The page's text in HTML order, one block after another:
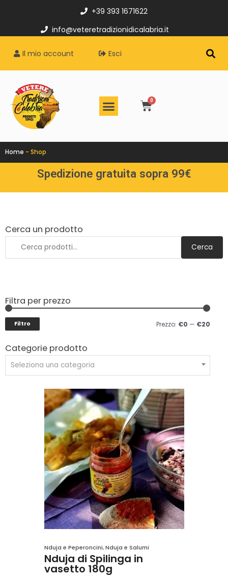
+39 393 1671622
info@veteretradizionidicalabria.it
Il mio account Esci
Home - Shop
Spedizione gratuita sopra 99€
Cerca un prodotto
Cerca
Filtra per prezzo
Filtro Prezzo: €0 — €20
Categorie prodotto
Seleziona una categoria
Nduja e Peperoncini,Nduja e Salumi
Nduja di Spilinga in
vasetto 180g